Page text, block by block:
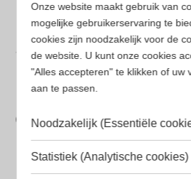
Laagste prijs
Gegarandeerd de laagste prijs.
van verschillende websites
Gemakkelijk zoeken
Op onze website vind je
Bespaar tijd en geld
Onze website maakt gebruik van
mogelijke gebruikerservaring te
cookies zijn noodzakelijk voor de
de website. U kunt onze cookies
"Alles accepteren" te klikken of uw
aan te passen.
Noodzakelijk (Essentiële
Statistiek (Analytische cookies)